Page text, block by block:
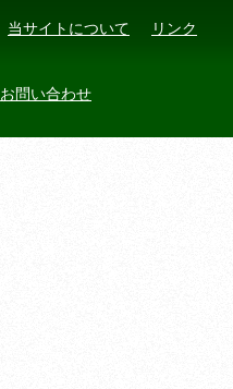
当サイトについて リンク
お問い合わせ